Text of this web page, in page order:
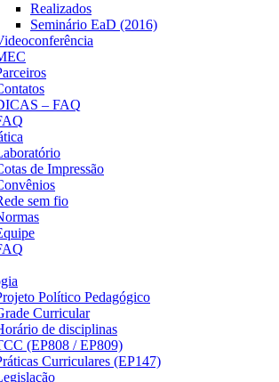
Realizados
Seminário EaD (2016)
– FAQ
de Impressão
sem fio
Político Pedagógico
Curricular
de disciplinas
(EP808 / EP809)
Curriculares (EP147)